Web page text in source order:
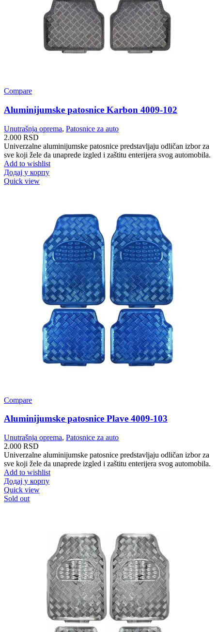
Compare
Aluminijumske patosnice Karbon 4009-102
Unutrašnja oprema, Patosnice za auto
2.000 RSD
Univerzalne aluminijumske patosnice predstavljaju odličan izbor za
sve koji žele da unaprede izgled i zaštitu enterijera svog automobila.
Add to wishlist
Додај у корпу
Quick view
Compare
Aluminijumske patosnice Plave 4009-103
Unutrašnja oprema, Patosnice za auto
2.000 RSD
Univerzalne aluminijumske patosnice predstavljaju odličan izbor za
sve koji žele da unaprede izgled i zaštitu enterijera svog automobila.
Add to wishlist
Додај у корпу
Quick view
Sold out